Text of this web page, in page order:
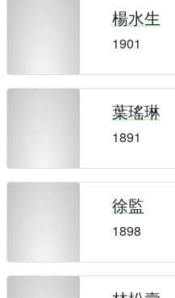
楊水生
1901
葉瑤琳
1891
徐監
1898